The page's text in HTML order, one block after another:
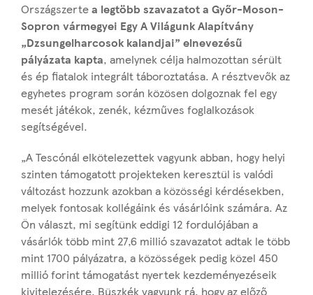
Országszertea legtöbb szavazatot a Győr-Moson-
Sopron vármegyei Egy A Világunk Alapítvány
„Dzsungelharcosok kalandjai” elnevezésű
pályázata kapta, amelynek célja halmozottan sérült
és ép fiatalok integrált táboroztatása. A résztvevők az
egyhetes program során közösen dolgoznak fel egy
mesét játékok, zenék, kézműves foglalkozások
segítségével.
„A Tescónál elkötelezettek vagyunk abban, hogy helyi
szinten támogatott projekteken keresztül is valódi
változást hozzunk azokban a közösségi kérdésekben,
melyek fontosak kollégáink és vásárlóink számára. Az
Ön választ, mi segítünk eddigi 12 fordulójában a
vásárlók több mint 27,6 millió szavazatot adtak le több
mint 1700 pályázatra, a közösségek pedig közel 450
millió forint támogatást nyertek kezdeményezéseik
kivitelezésére. Büszkék vagyunk rá, hogy az előző